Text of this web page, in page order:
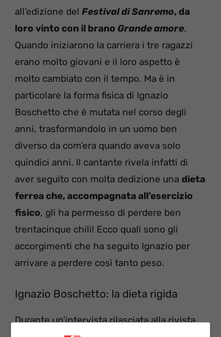
all’edizione del Festival di Sanremo, da
loro vinto con il brano Grande amore.
Quando iniziarono la carriera i tre ragazzi
erano molto giovani e il loro aspetto è
molto cambiato con il tempo. Ma è in
particolare la forma fisica di Ignazio
Boschetto che è mutata nel corso degli
anni, trasformandolo in un uomo ben
diverso da com’era quando aveva solo
quindici anni. Il cantante rivela infatti di
aver seguito con molta dedizione una dieta
ferrea che, accompagnata all’esercizio
fisico, gli ha permesso di perdere ben
trentacinque chili! Ecco quali sono gli
accorgimenti che ha seguito Ignazio per
arrivare a perdere così tanto peso.
Ignazio Boschetto: la dieta rigida
Durante un’intervista rilasciata alla rivista